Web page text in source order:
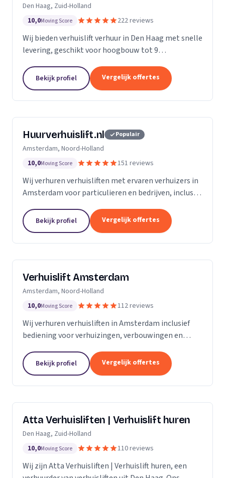
Den Haag, Zuid-Holland
10,0Moving Score 222 reviews
Wij bieden verhuislift verhuur in Den Haag met snelle
levering, geschikt voor hoogbouw tot 9
Bekijk profiel Vergelijk offertes
Huurverhuislift.nl Populair
Amsterdam, Noord-Holland
10,0Moving Score 151 reviews
Wij verhuren verhuisliften met ervaren verhuizers in
Amsterdam voor particulieren en bedrijven, inclusief
Bekijk profiel Vergelijk offertes
Verhuislift Amsterdam
Amsterdam, Noord-Holland
10,0Moving Score 112 reviews
Wij verhuren verhuisliften in Amsterdam inclusief
bediening voor verhuizingen, verbouwingen en
service.Bekijk profiel Vergelijk offertes
Atta Verhuisliften | Verhuislift huren
Den Haag, Zuid-Holland
10,0Moving Score 110 reviews
Wij zijn Atta Verhuisliften | Verhuislift huren, een